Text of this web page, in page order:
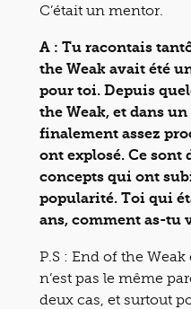
C’était un mentor.
A : Tu racontais
the Weak avait été
pour toi. Depuis
the Weak, et dans
finalement assez
ont explosé. Ce sont
concepts qui ont
popularité. Toi qui
ans, comment as-tu
P.S : End of the
n’est pas le même
deux cas, et surtout